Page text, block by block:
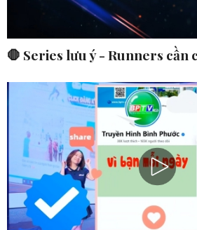
🛑 Series lưu ý - Runners cần